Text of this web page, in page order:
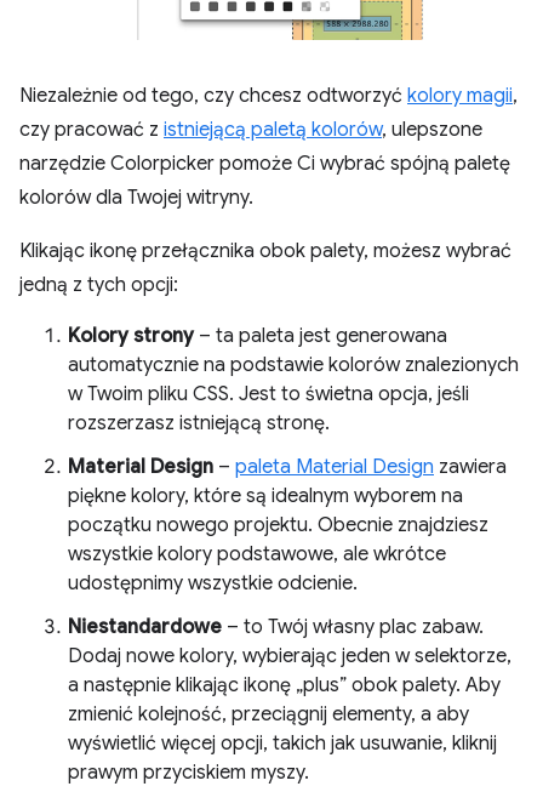
Niezależnie od tego, czy chcesz odtworzyć kolory magii,
czy pracować z istniejącą paletą kolorów, ulepszone
narzędzie Colorpicker pomoże Ci wybrać spójną paletę
kolorów dla Twojej witryny.
Klikając ikonę przełącznika obok palety, możesz wybrać
jedną z tych opcji:
Kolory strony– ta paleta jest generowana
automatycznie na podstawie kolorów znalezionych
w Twoim pliku CSS. Jest to świetna opcja, jeśli
rozszerzasz istniejącą stronę.
Material Design – paleta Material Design zawiera
piękne kolory, które są idealnym wyborem na
początku nowego projektu. Obecnie znajdziesz
wszystkie kolory podstawowe, ale wkrótce
udostępnimy wszystkie odcienie.
Niestandardowe – to Twój własny plac zabaw.
Dodaj nowe kolory, wybierając jeden w selektorze,
a następnie klikając ikonę „plus” obok palety. Aby
zmienić kolejność, przeciągnij elementy, a aby
wyświetlić więcej opcji, takich jak usuwanie, kliknij
prawym przyciskiem myszy.